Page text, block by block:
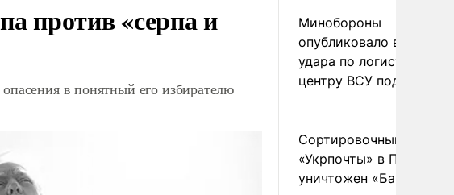
против «серпа и
в понятный его избирателю
Минобороны
опубликовало видео
удара по
центру ВСУ под Киевом
Сортировочный пункт
«Укрпочты» в
уничтожен